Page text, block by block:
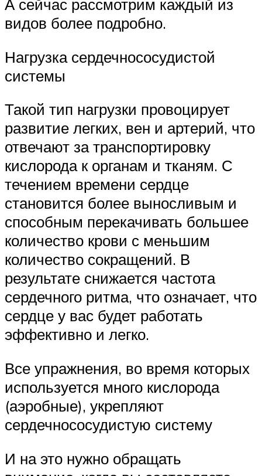
А сейчас рассмотрим каждый из
видов более подробно.
Нагрузка сердечнососудистой
системы
Такой тип нагрузки провоцирует
развитие легких, вен и артерий, что
отвечают за транспортировку
кислорода к органам и тканям. С
течением времени сердце
становится более выносливым и
способным перекачивать большее
количество крови с меньшим
количество сокращений. В
результате снижается частота
сердечного ритма, что означает, что
сердце у вас будет работать
эффективно и легко.
Все упражнения, во время которых
используется много кислорода
(аэробные), укрепляют
сердечнососудистую систему
И на это нужно обращать